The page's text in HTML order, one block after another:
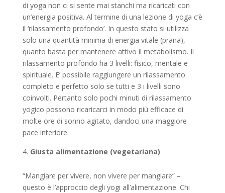
di yoga non ci si sente mai stanchi ma ricaricati con
un’energia positiva. Al termine di una lezione di yoga c’è
il ‘rilassamento profondo’. In questo stato si utilizza
solo una quantità minima di energia vitale (prana),
quanto basta per mantenere attivo il metabolismo. Il
rilassamento profondo ha 3 livelli: fisico, mentale e
spirituale. E’ possibile raggiungere un rilassamento
completo e perfetto solo se tutti e 3 i livelli sono
coinvolti. Pertanto solo pochi minuti di rilassamento
yogico possono ricaricarci in modo più efficace di
molte ore di sonno agitato, dandoci una maggiore
pace interiore.
Giusta alimentazione (vegetariana)
“Mangiare per vivere, non vivere per mangiare” –
questo è l’approccio degli yogi all’alimentazione. Chi